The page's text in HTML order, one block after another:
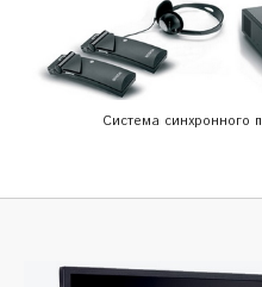
Система синхронного